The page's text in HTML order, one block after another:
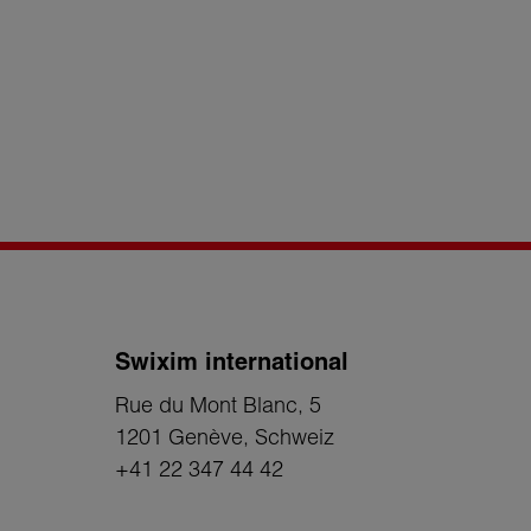
Swixim international
Rue du Mont Blanc, 5
1201 Genève, Schweiz
+41 22 347 44 42